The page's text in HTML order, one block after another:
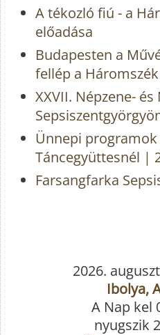
A tékozló fiú - a
előadása
Budapesten a
fellép a
XXVII. Népzene-
Ünnepi
Táncegyüttesnél |
Farsangfarka
2026.
Ibolya,
A Nap kel
nyugszik